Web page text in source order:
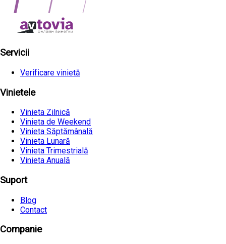
Servicii
Verificare vinietă
Vinietele
Vinieta Zilnică
Vinieta de Weekend
Vinieta Săptămânală
Vinieta Lunară
Vinieta Trimestrială
Vinieta Anuală
Suport
Blog
Contact
Companie